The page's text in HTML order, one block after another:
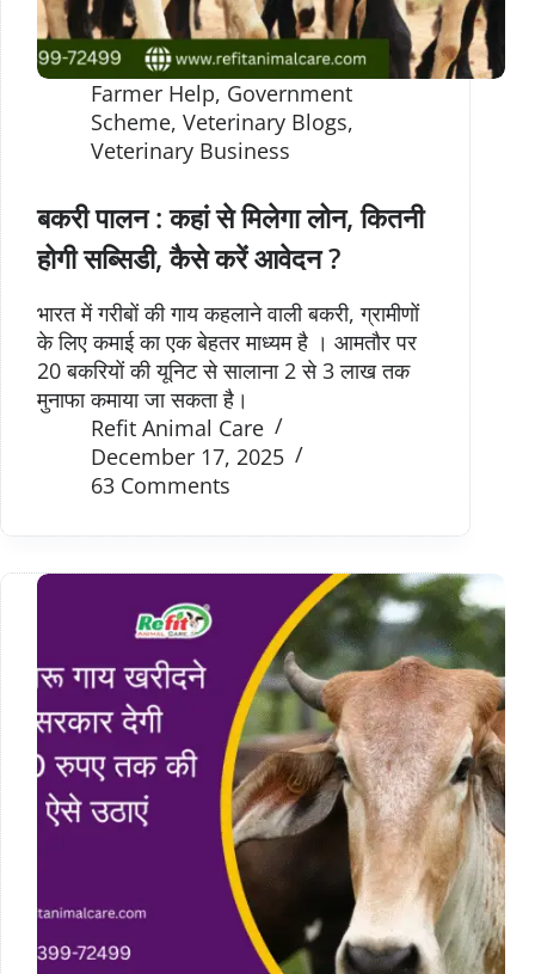
Farmer Help, Government
Scheme, Veterinary Blogs,
Veterinary Business
बकरी पालन : कहां से मिलेगा लोन, कितनी
होगी सब्सिडी, कैसे करें आवेदन ?
भारत में गरीबों की गाय कहलाने वाली बकरी, ग्रामीणों
के लिए कमाई का एक बेहतर माध्यम है । आमतौर पर
20 बकरियों की यूनिट से सालाना 2 से 3 लाख तक
मुनाफा कमाया जा सकता है।
Refit Animal Care
December 17, 2025
63 Comments